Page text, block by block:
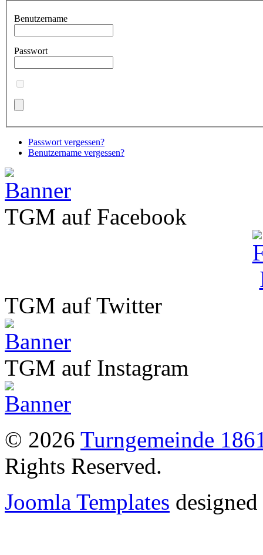
Benutzername
Passwort
Passwort vergessen?
Benutzername vergessen?
TGM auf Facebook
TGM auf Twitter
TGM auf Instagram
© 2026 Turngemeinde
Rights Reserved.
Joomla Templates